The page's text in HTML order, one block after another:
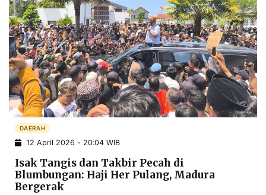
MANCA SPORT
INFORMASI
PRIVACY
POLICY
BERITA
WARGA
INFORMASI
IKLAN
KIRIM
PENGADUAN TERM
SERVICE
DAERAH
12 April 2026 - 20:04 WIB
Isak Tangis dan Takbir Pecah di
Blumbungan: Haji Her Pulang, Madura
Bergerak